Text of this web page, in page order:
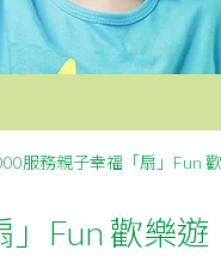
服務親子幸福「扇」Fun
Fun 歡樂遊